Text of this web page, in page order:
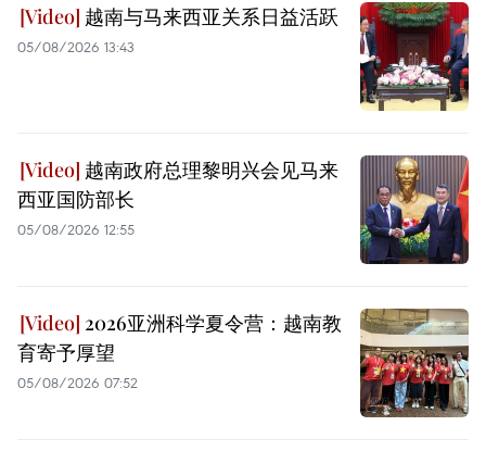
越南与马来西亚关系日益活跃
05/08/2026 13:43
越南政府总理黎明兴会见马来
西亚国防部长
05/08/2026 12:55
2026亚洲科学夏令营：越南教
育寄予厚望
05/08/2026 07:52